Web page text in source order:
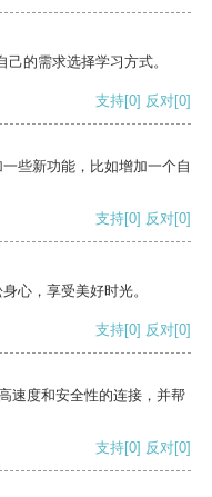
的需求选择学习方式。
支持[0] 反对[0]
些新功能，比如增加一个自
支持[0] 反对[0]
心，享受美好时光。
支持[0] 反对[0]
速度和安全性的连接，并帮
支持[0] 反对[0]